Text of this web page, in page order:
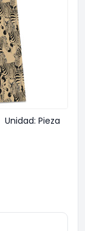
Unidad: Pieza